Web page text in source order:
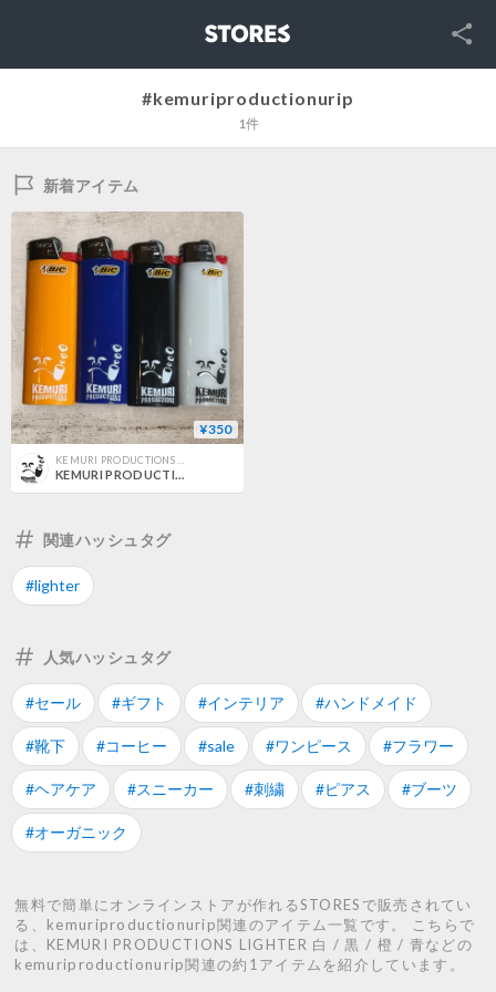
SNS
#kemuriproductionurip
1件
新着アイテム
¥350
KEMURI PRODUCTIONS LIGHTER 白 / 黒 / 橙 / 青
関連ハッシュタグ
#lighter
人気ハッシュタグ
#セール #ギフト #インテリア #ハンドメイド
#靴下 #コーヒー #sale #ワンピース #フラワー
#ヘアケア #スニーカー #刺繍 #ピアス #ブーツ
#オーガニック
無料で簡単にオンラインストアが作れるSTORESで販売されてい
る、kemuriproductionurip関連のアイテム一覧です。 こちらで
は、KEMURI PRODUCTIONS LIGHTER 白 / 黒 / 橙 / 青などの
kemuriproductionurip関連の約1アイテムを紹介しています。